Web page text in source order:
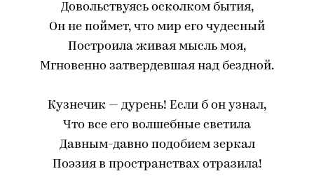
Довольствуясь осколком бытия,
Он не поймет, что мир его чудесный
Построила живая мысль моя,
Мгновенно затвердевшая над бездной.
Кузнечик — дурень! Если б он узнал,
Что все его волшебные светила
Давным-давно подобием зеркал
Поэзия в пространствах отразила!